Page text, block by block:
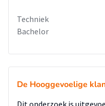
Techniek
Bachelor
De Hooggevoelige
Dit onderzoek is